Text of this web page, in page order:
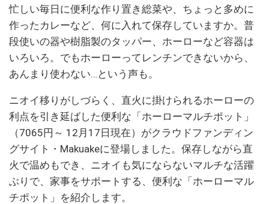
忙しい毎日に便利な作り置き総菜や、ちょっと多めに
作ったカレーなど、何に入れて保存していますか。普
段使いの器や樹脂製のタッパー、ホーローなど容器は
いろいろ。でもホーローってレンチンできないから、
あんまり使わない…という声も。
ニオイ移りがしづらく、直火に掛けられるホーローの
利点を引き延ばした便利な「ホーローマルチポット」
（7065円～ 12月17日現在）がクラウドファンディン
グサイト・Makuakeに登場しました。保存しながら直
火で温めもでき、ニオイも気にならないマルチな活躍
ぶりで、家事をサポートする、便利な「ホーローマル
チポット」を紹介します。